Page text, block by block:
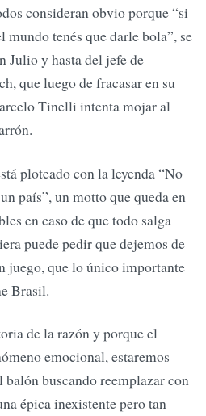
consideran obvio porque “si
tenés que darle bola”, se
Julio y hasta del jefe de
que luego de fracasar en su
Tinelli intenta mojar al
ploteado con la leyenda “No
país”, un motto que queda en
en caso de que todo salga
puede pedir que dejemos de
juego, que lo único importante
Brasil.
de la razón y porque el
emocional, estaremos
buscando reemplazar con
épica inexistente pero tan